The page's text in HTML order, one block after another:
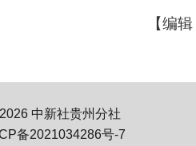
【编
中新社贵州分社
备2021034286号-7